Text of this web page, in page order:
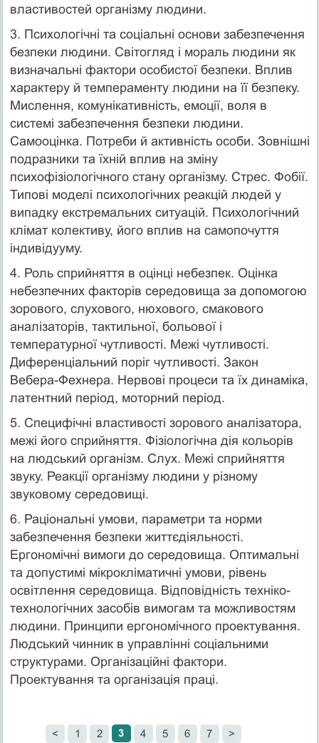
властивостей організму людини.
3. Психологічні та соціальні основи забезпечення
безпеки людини. Світогляд і мораль людини як
визначальні фактори особистої безпеки. Вплив
характеру й темпераменту людини на її безпеку.
Мислення, комунікативність, емоції, воля в
системі забезпечення безпеки людини.
Самооцінка. Потреби й активність особи. Зовнішні
подразники та їхній вплив на зміну
психофізіологічного стану організму. Стрес. Фобії.
Типові моделі психологічних реакцій людей у
випадку екстремальних ситуацій. Психологічний
клімат колективу, його вплив на самопочуття
індивідууму.
4. Роль сприйняття в оцінці небезпек. Оцінка
небезпечних факторів середовища за допомогою
зорового, слухового, нюхового, смакового
аналізаторів, тактильної, больової і
температурної чутливості. Межі чутливості.
Диференціальний поріг чутливості. Закон
Вебера-Фехнера. Нервові процеси та їх динаміка,
латентний період, моторний період.
5. Специфічні властивості зорового аналізатора,
межі його сприйняття. Фізіологічна дія кольорів
на людський організм. Слух. Межі сприйняття
звуку. Реакції організму людини у різному
звуковому середовищі.
6. Раціональні умови, параметри та норми
забезпечення безпеки життєдіяльності.
Ергономічні вимоги до середовища. Оптимальні
та допустимі мікрокліматичні умови, рівень
освітлення середовища. Відповідність техніко-
технологічних засобів вимогам та можливостям
людини. Принципи ергономічного проектування.
Людський чинник в управлінні соціальними
структурами. Організаційні фактори.
Проектування та організація праці.
< 1 2 3 4 5 6 7 >